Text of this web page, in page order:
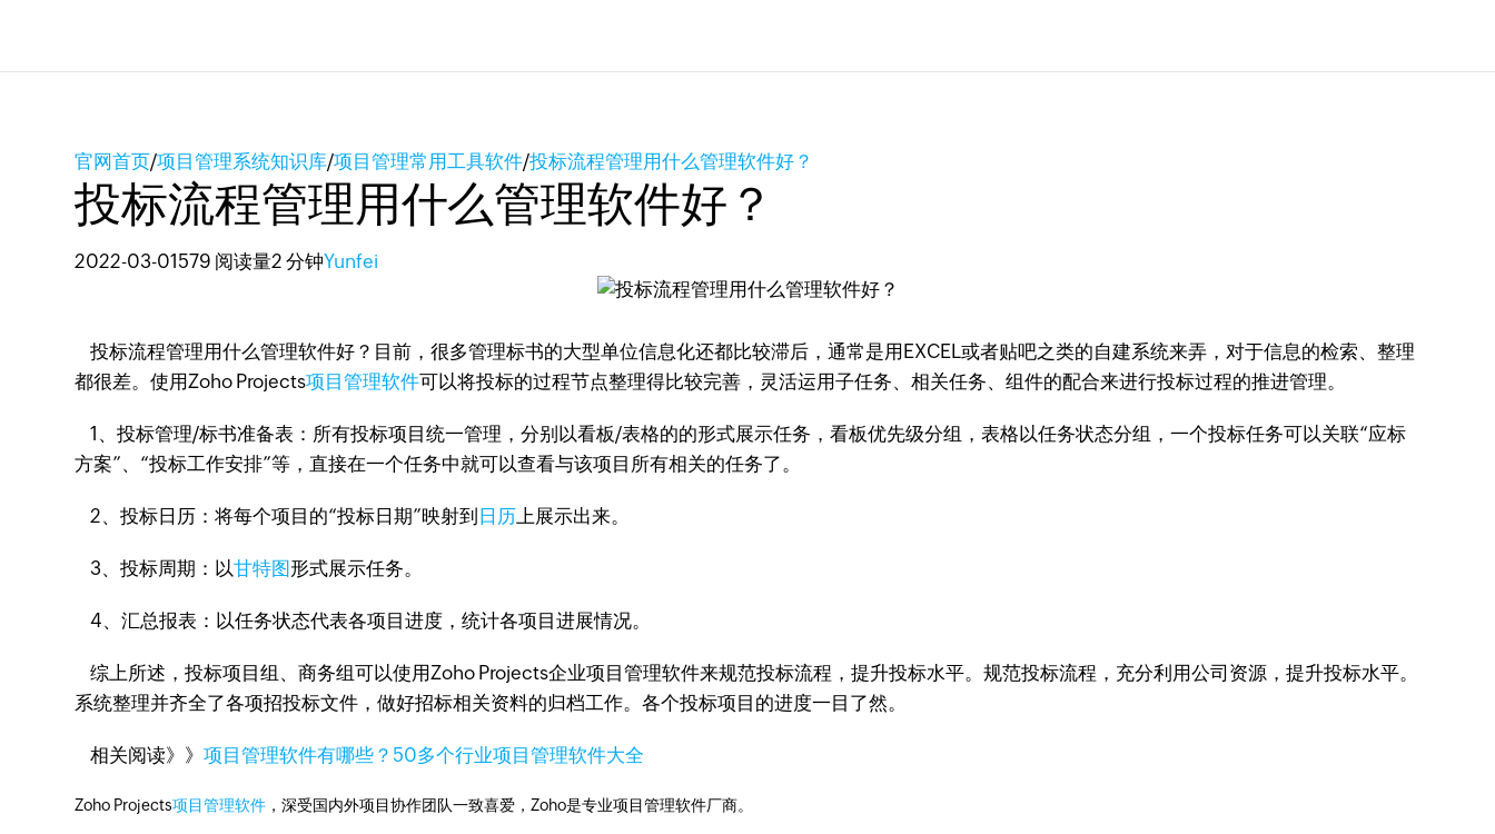
官网首页/项目管理系统知识库/项目管理常用工具软件/投标流程管理用什么管理软件好？
投标流程管理用什么管理软件好？
2022-03-01 579 阅读量2 分钟Yunfei
投标流程管理用什么管理软件好？目前，很多管理标书的大型单位信息化还都比较滞后，通常是用EXCEL或者贴吧之类的自建系统来弄，对于信息的检索、整理
都很差。使用Zoho Projects项目管理软件可以将投标的过程节点整理得比较完善，灵活运用子任务、相关任务、组件的配合来进行投标过程的推进管理。
1、投标管理/标书准备表：所有投标项目统一管理，分别以看板/表格的的形式展示任务，看板优先级分组，表格以任务状态分组，一个投标任务可以关联“应标
方案”、“投标工作安排”等，直接在一个任务中就可以查看与该项目所有相关的任务了。
2、投标日历：将每个项目的“投标日期”映射到 日历上展示出来。
3、投标周期：以甘特图 形式展示任务。
4、汇总报表：以任务状态代表各项目进度，统计各项目进展情况。
综上所述，投标项目组、商务组可以使用Zoho Projects企业项目管理软件来规范投标流程，提升投标水平。规范投标流程，充分利用公司资源，提升投标水平。
系统整理并齐全了各项招投标文件，做好招标相关资料的归档工作。各个投标项目的进度一目了然。
相关阅读》》项目管理软件有哪些？50多个行业项目管理软件大全
Zoho Projects项目管理软件 ，深受国内外项目协作团队一致喜爱，Zoho是专业项目管理软件厂商。